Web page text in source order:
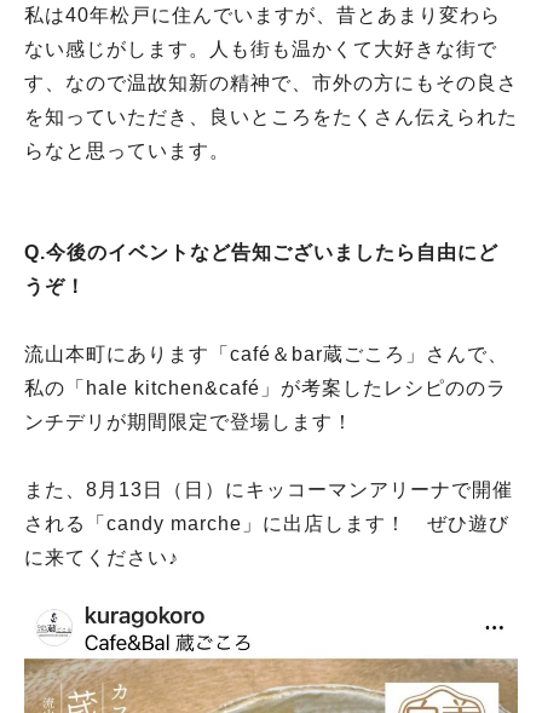
私は40年松戸に住んでいますが、昔とあまり変わら
ない感じがします。人も街も温かくて大好きな街で
す、なので温故知新の精神で、市外の方にもその良さ
を知っていただき、良いところをたくさん伝えられた
らなと思っています。
Q.今後のイベントなど告知ございましたら自由にど
うぞ！
流山本町にあります「café＆bar蔵ごころ」さんで、
私の「hale kitchen&café」が考案したレシピののラ
ンチデリが期間限定で登場します！
また、8月13日（日）にキッコーマンアリーナで開催
される「candy marche」に出店します！ ぜひ遊び
に来てください♪